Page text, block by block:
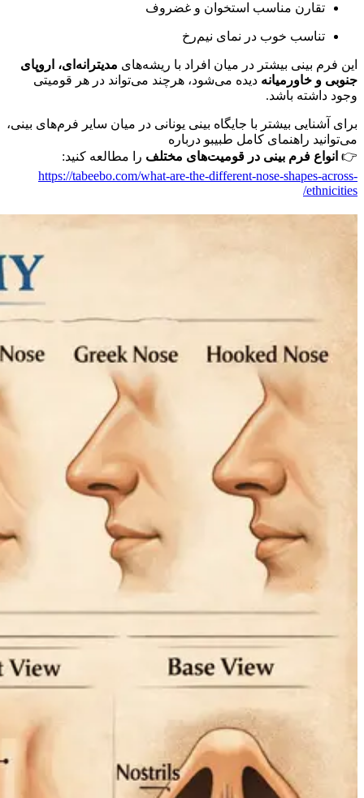
تقارن مناسب استخوان و غضروف
تناسب خوب در نمای نیم‌رخ
این فرم بینی بیشتر در میان افراد با ریشه‌های مدیترانه‌ای، اروپای
جنوبی و خاورمیانه دیده می‌شود، هرچند می‌تواند در هر قومیتی
وجود داشته باشد.
برای آشنایی بیشتر با جایگاه بینی یونانی در میان سایر فرم‌های بینی،
می‌توانید راهنمای کامل طبیبو درباره
👉 انواع فرم بینی در قومیت‌های مختلف را مطالعه کنید:
https://tabeebo.com/what-are-the-different-nose-shapes-across-
ethnicities/